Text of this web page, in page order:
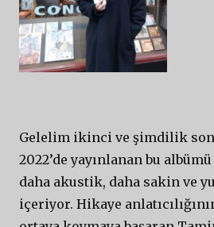
Gelelim ikinci ve şimdilik son
2022’de yayınlanan bu
daha akustik, daha sakin ve
içeriyor. Hikaye